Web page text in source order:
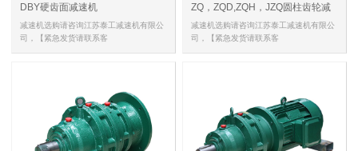
DBY硬齿面减速机
减速机选购请咨询江苏泰工减速机有限公
司，【紧急发货请联系客
ZQ，ZQD,ZQH，JZQ圆柱齿轮减
速机
减速机选购请咨询江苏泰工减速机有限公
司，【紧急发货请联系客